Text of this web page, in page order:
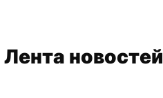
Лента новостей